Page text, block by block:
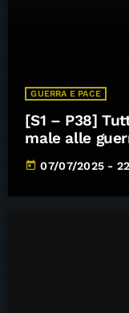
GUERRA E PACE
[S1 – P38]
male alle
today 07/07/2025 -